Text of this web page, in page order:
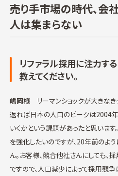
売り手市場の時代、会
人は集まらない
リファラル採用に注力す
教えてください。
嶋岡様 リーマンショックが大きなき
返れば日本の人口のピークは2004年
いくかという課題があったと思います
を強化したいのですが、20年前のよ
ん。お客様、競合他社さんにしても、
ですので、人口減少によって採用競